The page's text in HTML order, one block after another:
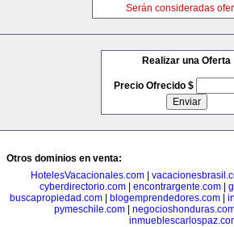
Serán consideradas
Realizar una Oferta
Precio Ofrecido $
Otros dominios en venta:
HotelesVacacionales.com|
cyberdirectorio.com| encontrargente.com|
buscapropiedad.com| blogemprendedores.com|
pymeschile.com|